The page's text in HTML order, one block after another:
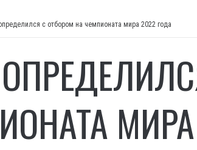
с отбором на чемпионата мира 2022 года